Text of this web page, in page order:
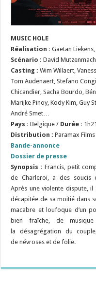
MUSIC HOLE
Réalisation : Gaëtan
Scénario : David
Casting : Wim Willaert,
Tom Audenaert, Stefano
Chicandier, Sacha Bourdo,
Marijke Pinoy, Kody Kim, Guy
André Smet…
Pays : Belgique / Durée : 1h21
Distribution : Paramax Films
Bande-annonce
Dossier de presse
Synopsis : Francis, petit
de Charleroi, a des soucis
Après une violente dispute,
décapitée de sa moitié dans
macabre et loufoque d’un
bien fraîche, de
la désagrégation du
de névroses et de folie.